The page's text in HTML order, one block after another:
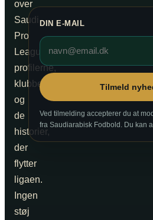
over
Saudi
Pro
League,
profilerne,
klubberne
og
de
historier,
der
flytter
ligaen.
Ingen
støj
DIN E-MAIL
Tilmeld
Ved tilmelding accepterer du at
fra Saudiarabisk Fodbold. Du kan